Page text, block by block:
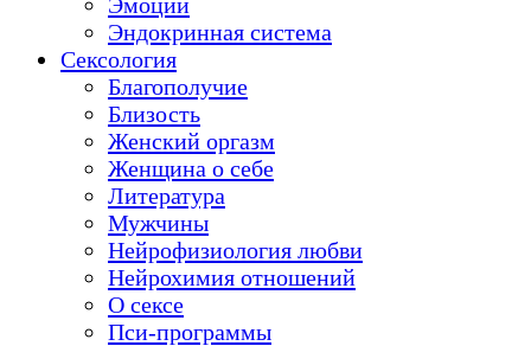
Эндокринная система
Сексология
Благополучие
Близость
Женский оргазм
Женщина о себе
Литература
Мужчины
Нейрофизиология любви
Нейрохимия отношений
О сексе
Пси-программы